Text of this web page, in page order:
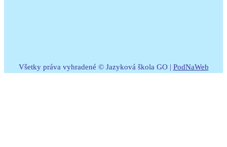
Všetky práva vyhradené © Jazyková škola GO | PodNaWeb